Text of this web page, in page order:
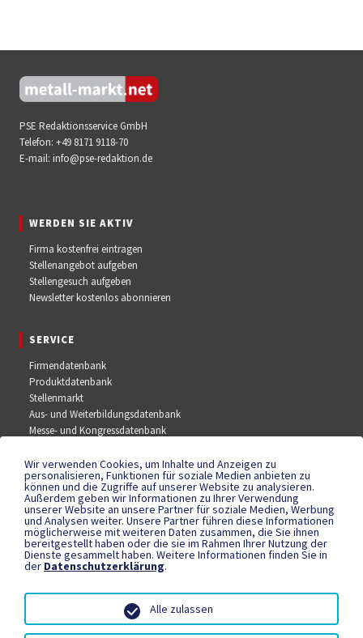
PSE Redaktionsservice GmbH
Telefon: +49 8171 9118-70
E-mail: info@pse-redaktion.de
WERDEN SIE AKTIV
Firma kostenfrei eintragen
Stellenangebot aufgeben
Stellengesuch aufgeben
Newsletter kostenlos abonnieren
SERVICE
Firmendatenbank
Produktdatenbank
Stellenmarkt
Aus- und Weiterbildungsdatenbank
Messe- und Kongressdatenbank
SOCIAL MEDIA
Facebook
YouTube
Instagram
RECHTLICHES
Datenschutzerklärung
Teilnahmebedingungen
Impressum
Wir verwenden Cookies, um Inhalte und Anzeigen zu
personalisieren, Funktionen für soziale Medien anbieten zu
können und die Zugriffe auf unserer Website zu analysieren.
Außerdem geben wir Informationen zu Ihrer Verwendung
unserer Website an unsere Partner für soziale Medien, Werbung
und Analysen weiter. Unsere Partner führen diese Informationen
möglicherweise mit weiteren Daten zusammen, die Sie ihnen
bereitgestellt haben oder die sie im Rahmen Ihrer Nutzung der
Dienste gesammelt haben. Weitere Informationen finden Sie in
der Datenschutzerklärung.
Alle zulassen